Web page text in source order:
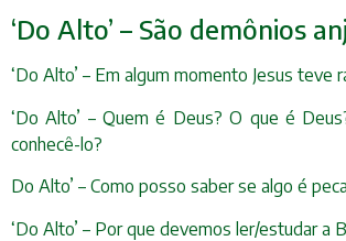
‘Do Alto’ – São demônios
‘Do Alto’ – Em algum momento Jesus teve
‘Do Alto’ – Quem é Deus? O que é
conhecê-lo?
Do Alto’ – Como posso saber se algo é
‘Do Alto’ – Por que devemos ler/estudar a